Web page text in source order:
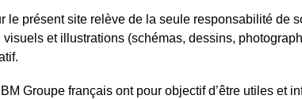
le présent site relève de la seule responsabilité de
et illustrations (schémas, dessins,
Groupe français ont pour objectif d’être utiles et